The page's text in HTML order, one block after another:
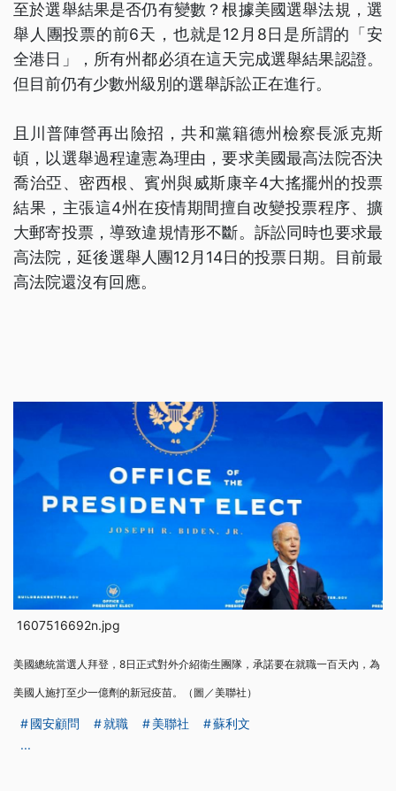
至於選舉結果是否仍有變數？根據美國選舉法規，選
舉人團投票的前6天，也就是12月8日是所謂的「安
全港日」，所有州都必須在這天完成選舉結果認證。
但目前仍有少數州級別的選舉訴訟正在進行。
且川普陣營再出險招，共和黨籍德州檢察長派克斯
頓，以選舉過程違憲為理由，要求美國最高法院否決
喬治亞、密西根、賓州與威斯康辛4大搖擺州的投票
結果，主張這4州在疫情期間擅自改變投票程序、擴
大郵寄投票，導致違規情形不斷。訴訟同時也要求最
高法院，延後選舉人團12月14日的投票日期。目前最
高法院還沒有回應。
1607516692n.jpg
美國總統當選人拜登，8日正式對外介紹衛生團隊，承諾要在就職一百天內，為
美國人施打至少一億劑的新冠疫苗。（圖／美聯社）
國安顧問 就職 美聯社
蘇利文
...